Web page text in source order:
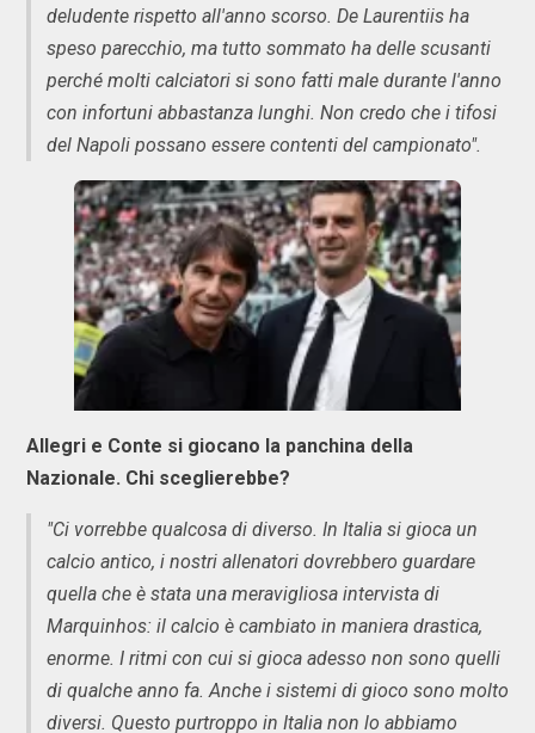
deludente rispetto all'anno scorso. De Laurentiis ha
speso parecchio, ma tutto sommato ha delle scusanti
perché molti calciatori si sono fatti male durante l'anno
con infortuni abbastanza lunghi. Non credo che i tifosi
del Napoli possano essere contenti del campionato".
Allegri e Conte si giocano la panchina della
Nazionale. Chi sceglierebbe?
"Ci vorrebbe qualcosa di diverso. In Italia si gioca un
calcio antico, i nostri allenatori dovrebbero guardare
quella che è stata una meravigliosa intervista di
Marquinhos: il calcio è cambiato in maniera drastica,
enorme. I ritmi con cui si gioca adesso non sono quelli
di qualche anno fa. Anche i sistemi di gioco sono molto
diversi. Questo purtroppo in Italia non lo abbiamo